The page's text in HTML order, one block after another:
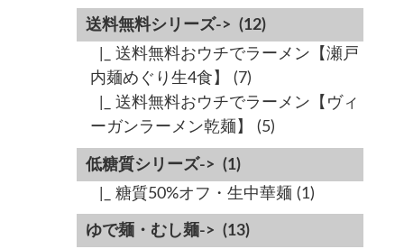
送料無料シリーズ-> (12)
|_ 送料無料おウチでラーメン【瀬戸
内麺めぐり生4食】
(7)
|_ 送料無料おウチでラーメン【ヴィ
ーガンラーメン乾麺】
(5)
低糖質シリーズ-> (1)
|_ 糖質50%オフ・生中華麺 (1)
ゆで麺・むし麺-> (13)